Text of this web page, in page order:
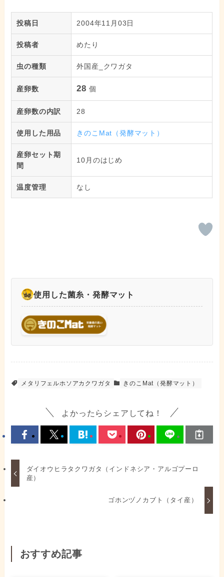
投稿日 2004年11月03日
投稿者 めたり
虫の種類 外国産_クワガタ
産卵数 28 個
産卵数の内訳 28
使用した用品 きのこMat（発酵マット）
産卵セット期
間
10月のはじめ
温度管理 なし
使用した菌糸・発酵マット
メタリフェルホソアカクワガタ きのこMat（発酵マット）
よかったらシェアしてね！
ダイオウヒラタクワガタ（インドネシア・アルゴプーロ
産）
ゴホンヅノカブト（タイ産）
おすすめ記事